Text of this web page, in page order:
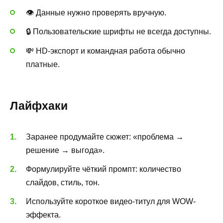
👁 Данные нужно проверять вручную.
🔒 Пользовательские шрифты не всегда доступны.
💸 HD-экспорт и командная работа обычно
платные.
Лайфхаки
Заранее продумайте сюжет: «проблема →
решение → выгода».
Формулируйте чёткий промпт: количество
слайдов, стиль, тон.
Используйте короткое видео-титул для WOW-
эффекта.